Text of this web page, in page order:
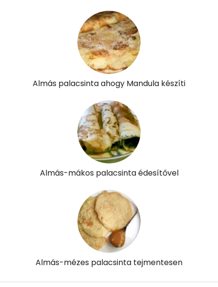
Almás palacsinta ahogy Mandula készíti
Almás-mákos palacsinta édesítővel
Almás-mézes palacsinta tejmentesen